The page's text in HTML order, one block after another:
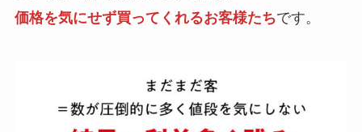
価格を気にせず買ってくれるお客様たちです。